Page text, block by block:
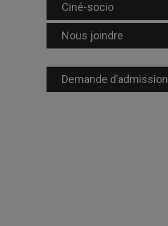
Ciné-socio
Nous joindre
Demande d’admission